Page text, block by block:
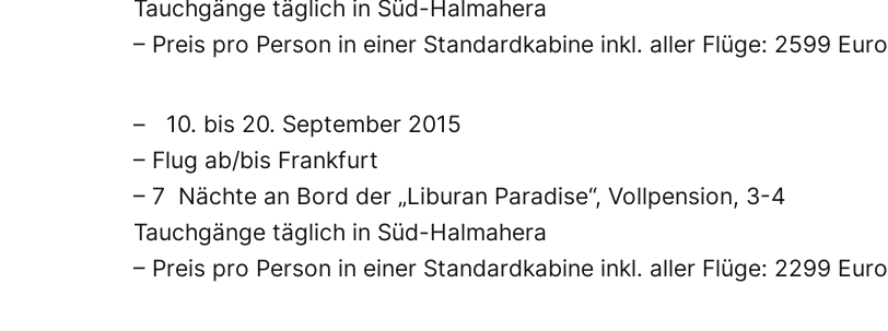
Tauchgänge täglich in Süd-Halmahera
– Preis pro Person in einer Standardkabine inkl. aller Flüge: 2599 Euro
– 10. bis 20. September 2015
– Flug ab/bis Frankfurt
– 7 Nächte an Bord der „Liburan Paradise“, Vollpension, 3-4
Tauchgänge täglich in Süd-Halmahera
– Preis pro Person in einer Standardkabine inkl. aller Flüge: 2299 Euro